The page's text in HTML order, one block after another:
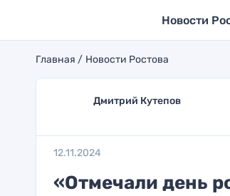
Новости
Главная Новости Ростова
Дмитрий Кутепов
12.11.2024
«Отмечали день